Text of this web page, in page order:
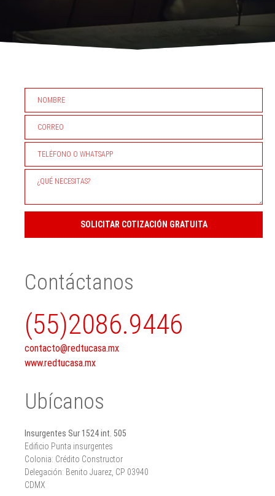
SOLICITAR COTIZACIÓN GRATUITA
Contáctanos
(55)2086.9446
contacto@redtucasa.mx
www.redtucasa.mx
Ubícanos
Insurgentes Sur 1524 int. 505
Edificio Punta insurgentes
Colonia: Crédito Constructor
Delegación: Benito Juarez, CP 03940
CDMX